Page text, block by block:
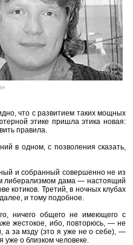
что с развитием таких мощных
этике пришла этика новая:
правила.
в одном, с позволения сказать,
и собранный совершенно не из
либерализмом дама — настоящий
котиков. Третий, в ночных клубах
и тому подобное.
ничего общего не имеющего с
жестокое, ибо, повторюсь, — не
а за мзду (это я уже не о себе), —
о близком человеке.